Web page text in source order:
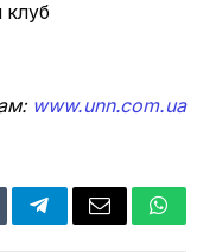
www.unn.com.ua
TelegramEmail